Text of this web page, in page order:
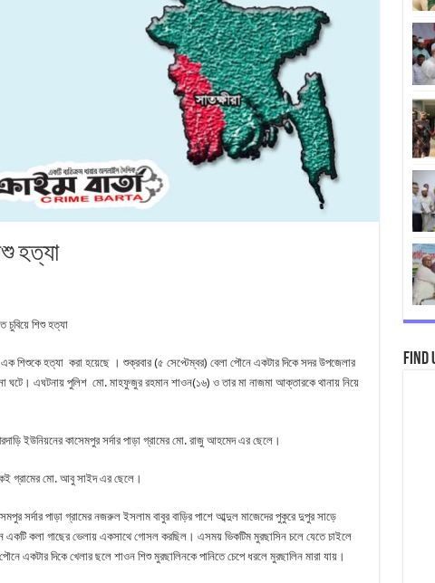
হত্যা
চুবিয়ে শিশু হত্যা
এক শিশুকে হত্যা করা হয়েছে । শুক্রবার (৫ সেপ্টেম্বর) বেলা পৌনে একটার দিকে সদর উপজেলার
ঘটে। এঘটনায় পুলিশ মো. মাহফুজুর রহমান শাওন(১৬) ও তার মা নাজমা আক্তারকে থানায় নিয়ে
ইউনিয়নের কাসেমপুর সর্দার পাড়া গ্রামের মো. রাজু আহমেদ এর ছেলে।
গ্রামের মো. আবু সাইদ এর ছেলে।
সর্দার পাড়া গ্রামের নজরুল ইসলাম বাবুর বাড়ির পাশে আব্দুল মাজেদের পুকুরে দুপুর সাড়ে
একটি কলা গাছের ভেলায় একসাথে গোসল করছিল। এসময় ভিকটিম মুরছাসিন চলে যেতে চাইলে
একটার দিকে খেলার ছলে শাওন শিশু মুরছালিনকে পানিতে চেপে ধরলে মুরছালিন মারা যায়।
Find